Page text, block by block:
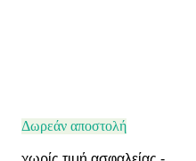
Δωρεάν αποστολή